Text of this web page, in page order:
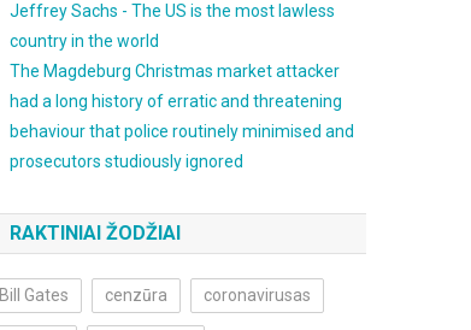
Jeffrey Sachs - The US is the most lawless
country in the world
The Magdeburg Christmas market attacker
had a long history of erratic and threatening
behaviour that police routinely minimised and
prosecutors studiously ignored
RAKTINIAI ŽODŽIAI
Bill Gates cenzūra coronavirusas